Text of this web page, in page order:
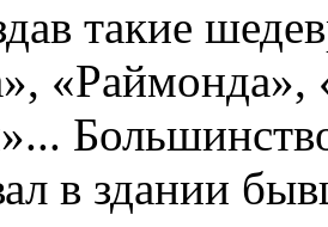
такие
в здании